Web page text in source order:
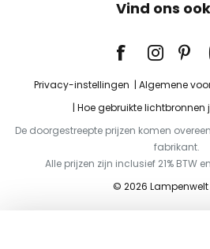
Vind ons
Privacy-instellingen Algemene
Hoe gebruikte lichtbronnen
De doorgestreepte prijzen komen
fabrikant.
Alle prijzen zijn inclusief 21% BTW
© 2026 Lampenwelt